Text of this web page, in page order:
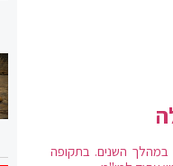
במהלך השנים. בתקופה